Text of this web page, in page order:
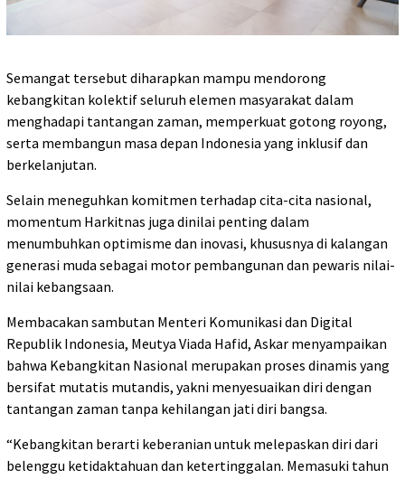
Semangat tersebut diharapkan mampu mendorong
kebangkitan kolektif seluruh elemen masyarakat dalam
menghadapi tantangan zaman, memperkuat gotong royong,
serta membangun masa depan Indonesia yang inklusif dan
berkelanjutan.
Selain meneguhkan komitmen terhadap cita-cita nasional,
momentum Harkitnas juga dinilai penting dalam
menumbuhkan optimisme dan inovasi, khususnya di kalangan
generasi muda sebagai motor pembangunan dan pewaris nilai-
nilai kebangsaan.
Membacakan sambutan Menteri Komunikasi dan Digital
Republik Indonesia, Meutya Viada Hafid, Askar menyampaikan
bahwa Kebangkitan Nasional merupakan proses dinamis yang
bersifat mutatis mutandis, yakni menyesuaikan diri dengan
tantangan zaman tanpa kehilangan jati diri bangsa.
“Kebangkitan berarti keberanian untuk melepaskan diri dari
belenggu ketidaktahuan dan ketertinggalan. Memasuki tahun